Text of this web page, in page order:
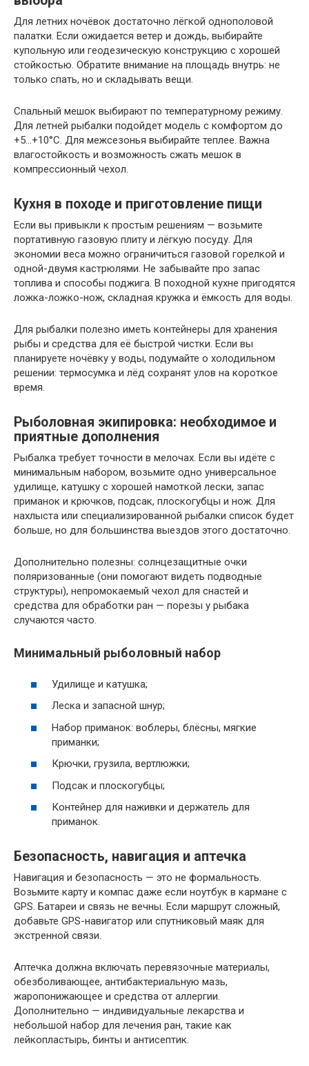
Для летних ночёвок достаточно лёгкой однополовой
палатки. Если ожидается ветер и дождь, выбирайте
купольную или геодезическую конструкцию с хорошей
стойкостью. Обратите внимание на площадь внутрь: не
только спать, но и складывать вещи.
Спальный мешок выбирают по температурному режиму.
Для летней рыбалки подойдет модель с комфортом до
+5…+10°C. Для межсезонья выбирайте теплее. Важна
влагостойкость и возможность сжать мешок в
компрессионный чехол.
Кухня в походе и приготовление пищи
Если вы привыкли к простым решениям — возьмите
портативную газовую плиту и лёгкую посуду. Для
экономии веса можно ограничиться газовой горелкой и
одной-двумя кастрюлями. Не забывайте про запас
топлива и способы поджига. В походной кухне пригодятся
ложка-ложко-нож, складная кружка и ёмкость для воды.
Для рыбалки полезно иметь контейнеры для хранения
рыбы и средства для её быстрой чистки. Если вы
планируете ночёвку у воды, подумайте о холодильном
решении: термосумка и лёд сохранят улов на короткое
время.
Рыболовная экипировка: необходимое и
приятные дополнения
Рыбалка требует точности в мелочах. Если вы идёте с
минимальным набором, возьмите одно универсальное
удилище, катушку с хорошей намоткой лески, запас
приманок и крючков, подсак, плоскогубцы и нож. Для
нахлыста или специализированной рыбалки список будет
больше, но для большинства выездов этого достаточно.
Дополнительно полезны: солнцезащитные очки
поляризованные (они помогают видеть подводные
структуры), непромокаемый чехол для снастей и
средства для обработки ран — порезы у рыбака
случаются часто.
Минимальный рыболовный набор
Удилище и катушка;
Леска и запасной шнур;
Набор приманок: воблеры, блёсны, мягкие
приманки;
Крючки, грузила, вертлюжки;
Подсак и плоскогубцы;
Контейнер для наживки и держатель для
приманок.
Безопасность, навигация и аптечка
Навигация и безопасность — это не формальность.
Возьмите карту и компас даже если ноутбук в кармане с
GPS. Батареи и связь не вечны. Если маршрут сложный,
добавьте GPS-навигатор или спутниковый маяк для
экстренной связи.
Аптечка должна включать перевязочные материалы,
обезболивающее, антибактериальную мазь,
жаропонижающее и средства от аллергии.
Дополнительно — индивидуальные лекарства и
небольшой набор для лечения ран, такие как
лейкопластырь, бинты и антисептик.